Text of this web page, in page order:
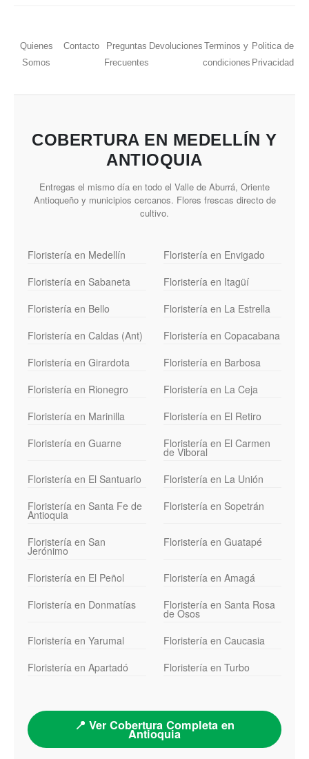
Quienes
Somos
Contacto
Preguntas
Frecuentes
Devoluciones Terminos y
condiciones
Politica de
Privacidad
COBERTURA EN MEDELLÍN Y
ANTIOQUIA
Entregas el mismo día en todo el Valle de Aburrá, Oriente
Antioqueño y municipios cercanos. Flores frescas directo de
cultivo.
Floristería en Medellín
Floristería en Envigado
Floristería en Sabaneta
Floristería en Itagüí
Floristería en Bello
Floristería en La Estrella
Floristería en Caldas (Ant)
Floristería en Copacabana
Floristería en Girardota
Floristería en Barbosa
Floristería en Rionegro
Floristería en La Ceja
Floristería en Marinilla
Floristería en El Retiro
Floristería en Guarne
Floristería en El Carmen
de Viboral
Floristería en El Santuario
Floristería en La Unión
Floristería en Santa Fe de
Antioquia
Floristería en Sopetrán
Floristería en San
Jerónimo
Floristería en Guatapé
Floristería en El Peñol
Floristería en Amagá
Floristería en Donmatías
Floristería en Santa Rosa
de Osos
Floristería en Yarumal
Floristería en Caucasia
Floristería en Apartadó
Floristería en Turbo
📍 Ver Cobertura Completa en
Antioquia